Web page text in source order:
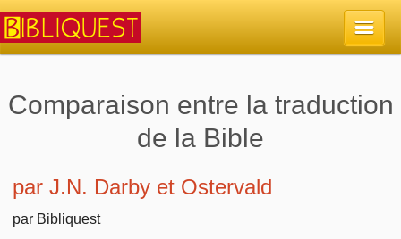
Retour à l'accueil
Quoi de neuf sur Bibliquest
La Bible
Sujets
Comparaison entre la traduction
de la Bible
par J.N. Darby et Ostervald
par Bibliquest